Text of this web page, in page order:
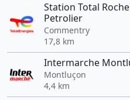
Station Total Roche
Petrolier
Commentry
17,8 km
Intermarche
Montluçon
4,4 km